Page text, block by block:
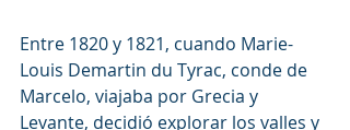
Entre 1820 y 1821, cuando Marie-
Louis Demartin du Tyrac, conde de
Marcelo, viajaba por Grecia y
Levante, decidió explorar los valles y